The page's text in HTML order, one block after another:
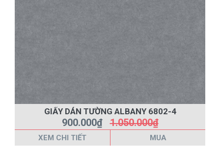
GIẤY DÁN TƯỜNG ALBANY 6802-4
900.000₫1.050.000₫
XEM CHI TIẾT MUA